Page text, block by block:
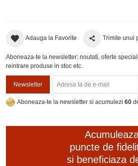
Adauga la Favorite Trimite unui
Aboneaza-te la newsletter: noutati, oferte
reintrare produse in stoc etc.
Newsletter
Aboneaza-te la newsletter si acumulezi 60
puncte de
si beneficiaza